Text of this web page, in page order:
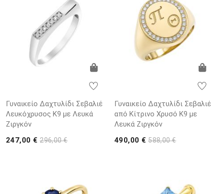
Γυναικείο Δαχτυλίδι Σεβαλιέ
Λευκόχρυσος K9 με Λευκά
Ζιργκόν
247,00 €296,00 €
Γυναικείο Δαχτυλίδι Σεβαλιέ
από Κίτρινο Χρυσό K9 με
Λευκά Ζιργκόν
490,00 €588,00 €